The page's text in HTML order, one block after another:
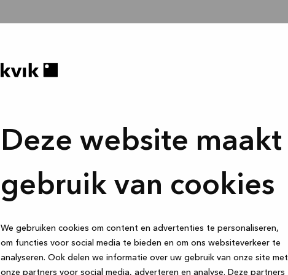
Deze website maakt
gebruik van cookies
We gebruiken cookies om content en advertenties te personaliseren,
om functies voor social media te bieden en om ons websiteverkeer te
analyseren. Ook delen we informatie over uw gebruik van onze site met
onze partners voor social media, adverteren en analyse. Deze partners